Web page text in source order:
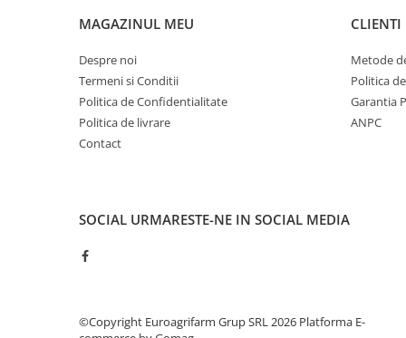
MAGAZINUL MEU
Despre noi
Termeni si Conditii
Politica de Confidentialitate
Politica de livrare
Contact
CLIENTI
Metode
Politica
Garantia
ANPC
SOCIAL URMARESTE-NE IN SOCIAL MEDIA
©Copyright Euroagrifarm Grup SRL 2026 Platforma E-